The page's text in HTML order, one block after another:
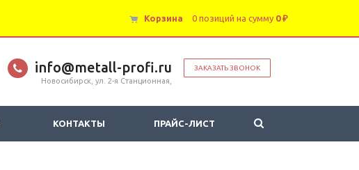
Корзина 0 позиций на сумму 0 ₽
ЗАКАЗАТЬ ЗВОНОК
info@metall-profi.ru
Новосибирск, ул. 2-я Станционная,
КОНТАКТЫ ПРАЙС-ЛИСТ